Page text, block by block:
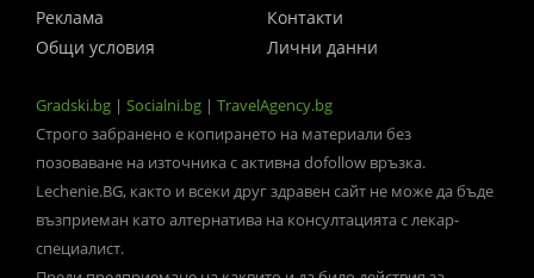
Реклама
Контакти
Общи условия
Лични данни
Gradski.bg | Socialni.bg | TravelAgency.bg
Строго забранено е копирането на материали без
позоваване на източника с активна dofollow връзка.
Lechenie.BG, както и всеки друг здравен сайт не може да бъде
възприеман като алтернатива на консултацията с лекар-
специалист.